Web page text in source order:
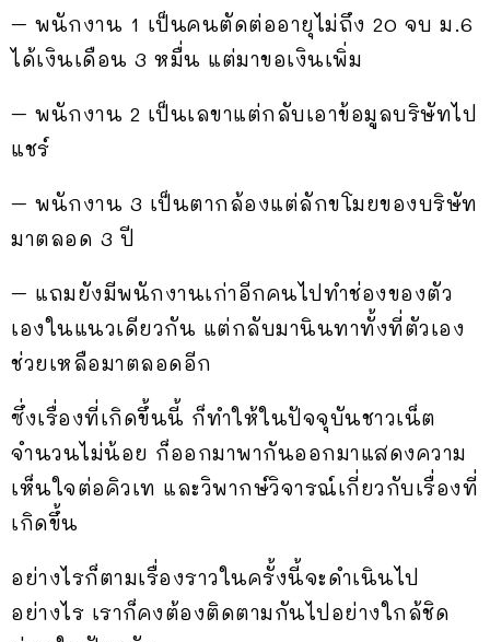
– พนักงาน 1 เป็นคนตัดต่ออายุไม่ถึง 20 จบ ม.6
ได้เงินเดือน 3 หมื่น แต่มาขอเงินเพิ่ม
– พนักงาน 2 เป็นเลขาแต่กลับเอาข้อมูลบริษัทไป
แชร์
– พนักงาน 3 เป็นตากล้องแต่ลักขโมยของบริษัท
มาตลอด 3 ปี
– แถมยังมีพนักงานเก่าอีกคนไปทำช่องของตัว
เองในแนวเดียวกัน แต่กลับมานินทาทั้งที่ตัวเอง
ช่วยเหลือมาตลอดอีก
ซึ่งเรื่องที่เกิดขึ้นนี้ ก็ทำให้ในปัจจุบันชาวเน็ต
จำนวนไม่น้อย ก็ออกมาพากันออกมาแสดงความ
เห็นใจต่อคิวเท และวิพากษ์วิจารณ์เกี่ยวกับเรื่องที่
เกิดขึ้น
อย่างไรก็ตามเรื่องราวในครั้งนี้จะดำเนินไป
อย่างไร เราก็คงต้องติดตามกันไปอย่างใกล้ชิด